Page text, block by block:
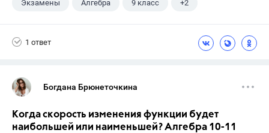
Экзамены Алгебра 9 класс +2
1 ответ
Богдана Брюнеточкина
Когда скорость изменения функции будет
наибольшей или наименьшей? Алгебра 10-11